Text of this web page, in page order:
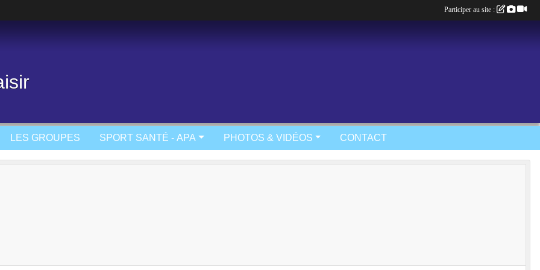
LES GROUPES SPORT SANTÉ - APA PHOTOS & VIDÉOS CONTACT
Participer au site :